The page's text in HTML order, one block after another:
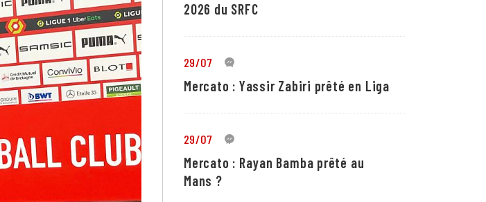
2026 du SRFC
29/07 4
Mercato : Yassir Zabiri prêté en Liga
29/07 1
Mercato : Rayan Bamba prêté au
Mans ?